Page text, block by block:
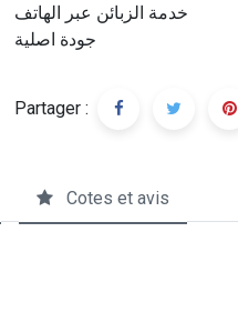
خدمة الزبائن عبر الهاتف
جودة اصلية
Partager :
Cotes et avis